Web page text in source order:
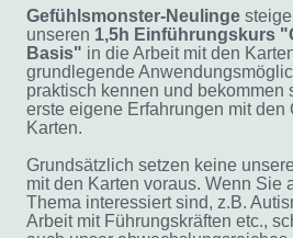
Gefühlsmonster-Neulinge
unseren 1,5h Einführungskurs
Basis" in die Arbeit mit den
grundlegende
praktisch kennen und bekommen
erste eigene Erfahrungen mit den
Karten.
Grundsätzlich setzen keine
mit den Karten voraus. Wenn Sie
Thema interessiert sind, z.B.
Arbeit mit Führungskräften etc.,